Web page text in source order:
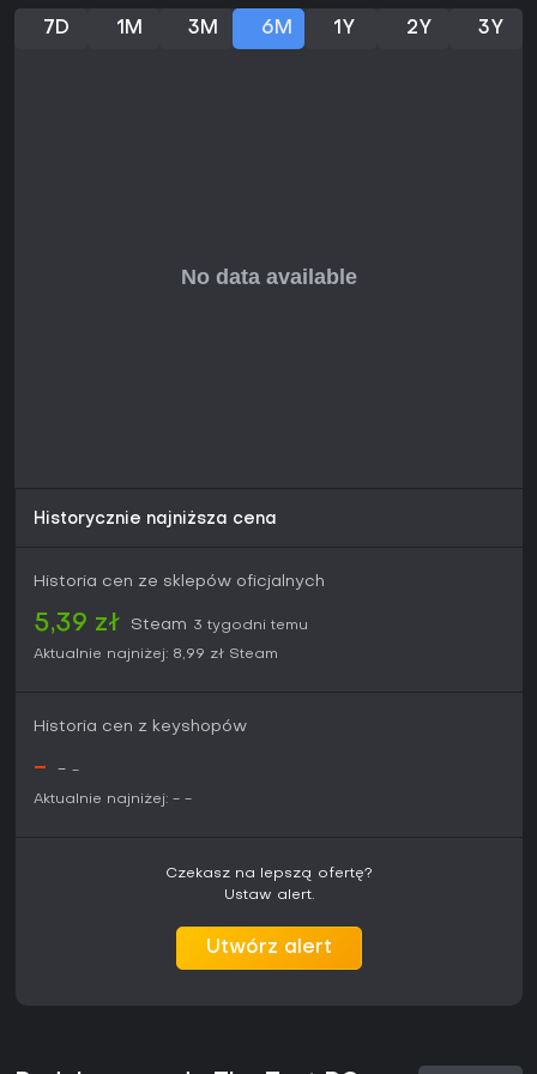
solowych graczy i streamerów szukających unikalnego
kontentu.
7D 1M 3M 6M 1Y 2Y 3Y
Historycznie najniższa cena
Historia cen ze sklepów oficjalnych
5,39 zł Steam 3 tygodni temu
Aktualnie najniżej: 8,99 zł Steam
Historia cen z keyshopów
- - -
Aktualnie najniżej: - -
Czekasz na lepszą ofertę?
Ustaw alert.
Utwórz alert